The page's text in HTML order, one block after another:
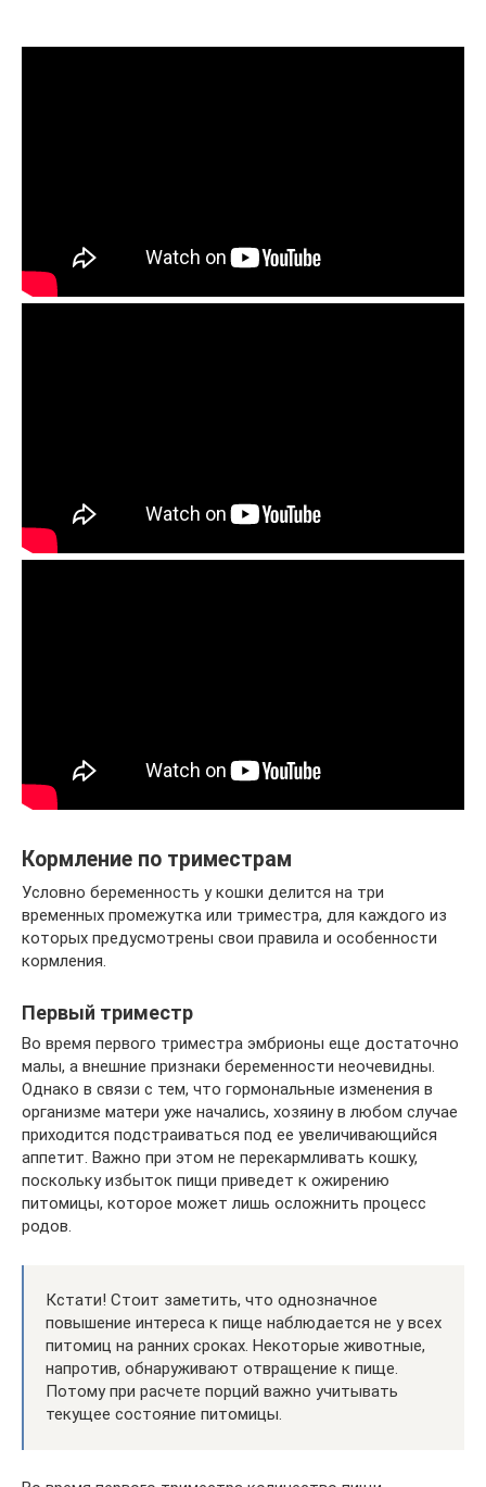
Кормление по триместрам
Условно беременность у кошки делится на три
временных промежутка или триместра, для каждого из
которых предусмотрены свои правила и особенности
кормления.
Первый триместр
Во время первого триместра эмбрионы еще достаточно
малы, а внешние признаки беременности неочевидны.
Однако в связи с тем, что гормональные изменения в
организме матери уже начались, хозяину в любом случае
приходится подстраиваться под ее увеличивающийся
аппетит. Важно при этом не перекармливать кошку,
поскольку избыток пищи приведет к ожирению
питомицы, которое может лишь осложнить процесс
родов.
Кстати! Стоит заметить, что однозначное
повышение интереса к пище наблюдается не у всех
питомиц на ранних сроках. Некоторые животные,
напротив, обнаруживают отвращение к пище.
Потому при расчете порций важно учитывать
текущее состояние питомицы.